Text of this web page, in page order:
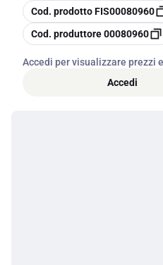
copia
Cod. prodottoFIS00080960
copia
Cod. produttore00080960
Accedi per visualizzare prezzi
Accedi